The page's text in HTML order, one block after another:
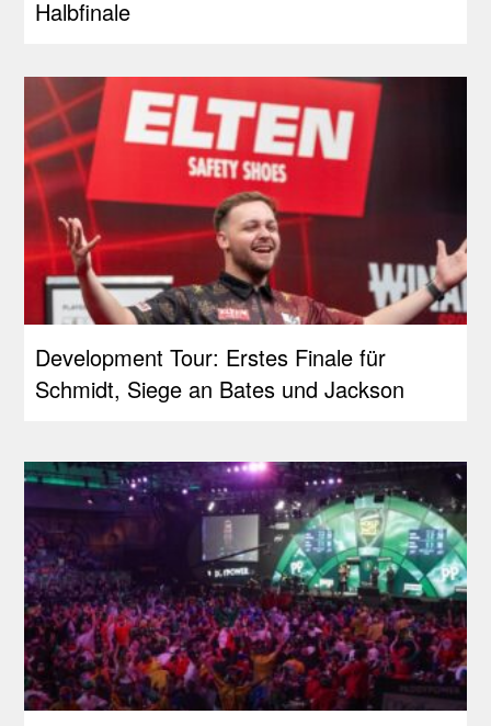
Halbfinale
Development Tour: Erstes Finale für
Schmidt, Siege an Bates und Jackson